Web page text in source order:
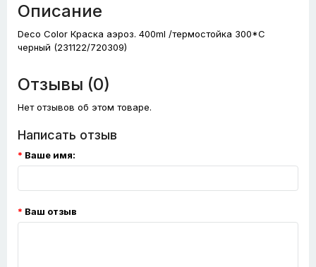
Описание
Deco Color Краска аэроз. 400ml /термостойка 300*С
черный (231122/720309)
Отзывы (0)
Нет отзывов об этом товаре.
Написать отзыв
Ваше имя:
Ваш отзыв